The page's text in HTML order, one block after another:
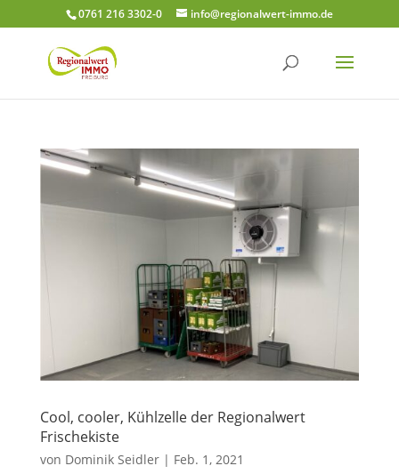
0761 216 3302-0 info@regionalwert-immo.de
Cool, cooler, Kühlzelle der Regionalwert
Frischekiste
von Dominik Seidler| Feb. 1, 2021